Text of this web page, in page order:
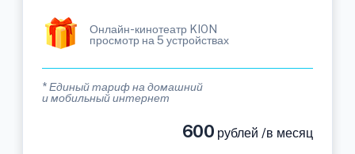
Онлайн-кинотеатр KION
просмотр на 5 устройствах
* Единый тариф на домашний
и мобильный интернет
600 рублей /в месяц